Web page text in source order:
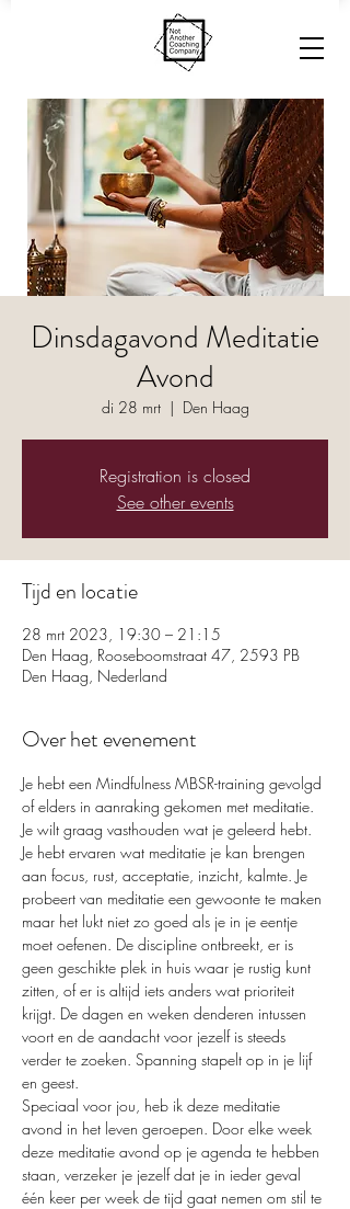
Dinsdagavond Meditatie
Avond
di 28 mrt
  |
Den Haag
Registration is closed
See other events
Tijd en locatie
28 mrt 2023, 19:30 – 21:15
Den Haag, Rooseboomstraat 47, 2593 PB
Den Haag, Nederland
Over het evenement
Je hebt een Mindfulness MBSR-training gevolgd
of elders in aanraking gekomen met meditatie.
Je wilt graag vasthouden wat je geleerd hebt.
Je hebt ervaren wat meditatie je kan brengen
aan focus, rust, acceptatie, inzicht, kalmte. Je
probeert van meditatie een gewoonte te maken
maar het lukt niet zo goed als je in je eentje
moet oefenen. De discipline ontbreekt, er is
geen geschikte plek in huis waar je rustig kunt
zitten, of er is altijd iets anders wat prioriteit
krijgt. De dagen en weken denderen intussen
voort en de aandacht voor jezelf is steeds
verder te zoeken. Spanning stapelt op in je lijf
en geest.
Speciaal voor jou, heb ik deze meditatie
avond in het leven geroepen. Door elke week
deze meditatie avond op je agenda te hebben
staan, verzeker je jezelf dat je in ieder geval
één keer per week de tijd gaat nemen om stil te